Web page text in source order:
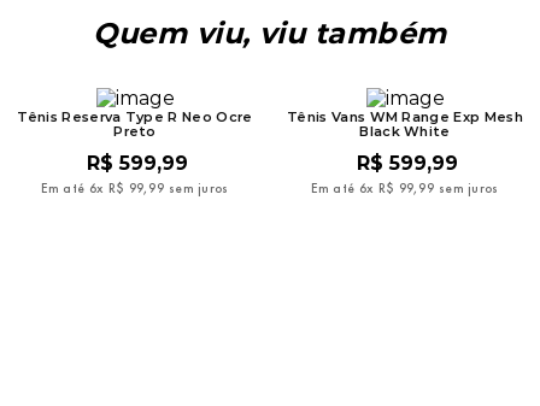
Quem viu, viu também
Tênis Reserva Type R Neo Ocre
Preto
R$ 599,99
Em até 6x R$ 99, 99 sem juros
Tênis Vans WM Range Exp Mesh
Black White
R$ 599,99
Em até 6x R$ 99, 99 sem juros